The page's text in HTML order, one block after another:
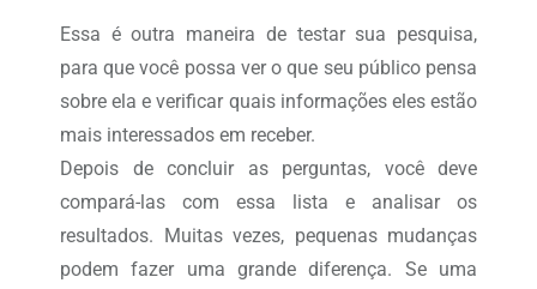
Essa é outra maneira de testar sua pesquisa,
para que você possa ver o que seu público pensa
sobre ela e verificar quais informações eles estão
mais interessados em receber.
Depois de concluir as perguntas, você deve
compará-las com essa lista e analisar os
resultados. Muitas vezes, pequenas mudanças
podem fazer uma grande diferença. Se uma